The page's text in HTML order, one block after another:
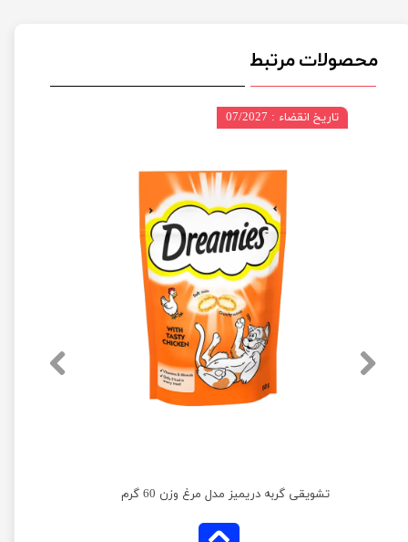
محصولات مرتبط
تشویقی گربه دریمیز مدل مرغ وزن 60 گرم
تاریخ انقضاء : 07/2027